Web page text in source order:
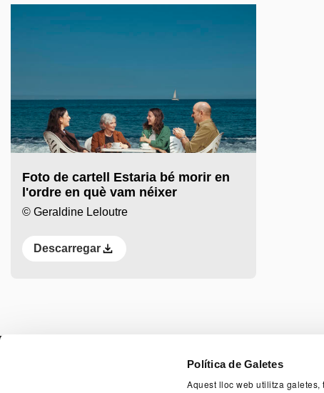
Política de Galetes
Aquest lloc web utilitza
Foto de cartell Estaria bé morir en
l'ordre en què vam néixer
© Geraldine Leloutre
Descarregar
PAGE